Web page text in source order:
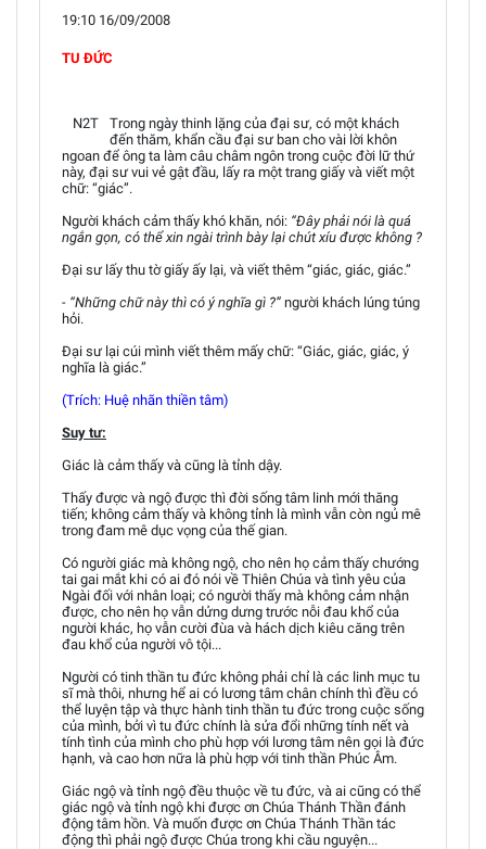
19:10 16/09/2008
TU ĐỨC
N2T
Trong ngày thinh lặng của đại sư, có một khách
đến thăm, khẩn cầu đại sư ban cho vài lời khôn
ngoan để ông ta làm câu châm ngôn trong cuộc đời lữ thứ
này, đại sư vui vẻ gật đầu, lấy ra một trang giấy và viết một
chữ: “giác”.
Người khách cảm thấy khó khăn, nói: “Đây phải nói là quá
ngắn gọn, có thể xin ngài trình bày lại chút xíu được không ?
Đại sư lấy thu tờ giấy ấy lại, và viết thêm “giác, giác, giác.”
- “Những chữ này thì có ý nghĩa gì ?” người khách lúng túng
hỏi.
Đại sư lại cúi mình viết thêm mấy chữ: “Giác, giác, giác, ý
nghĩa là giác.”
(Trích: Huệ nhãn thiền tâm)
Suy tư:
Giác là cảm thấy và cũng là tỉnh dậy.
Thấy được và ngộ được thì đời sống tâm linh mới thăng
tiến; không cảm thấy và không tỉnh là mình vẫn còn ngủ mê
trong đam mê dục vọng của thế gian.
Có người giác mà không ngộ, cho nên họ cảm thấy chướng
tai gai mắt khi có ai đó nói về Thiên Chúa và tình yêu của
Ngài đối với nhân loại; có người thấy mà không cảm nhận
được, cho nên họ vẫn dửng dưng trước nỗi đau khổ của
người khác, họ vẫn cười đùa và hách dịch kiêu căng trên
đau khổ của người vô tội...
Người có tinh thần tu đức không phải chỉ là các linh mục tu
sĩ mà thôi, nhưng hể ai có lương tâm chân chính thì đều có
thể luyện tập và thực hành tinh thần tu đức trong cuộc sống
của mình, bởi vì tu đức chính là sửa đổi những tính nết và
tính tình của mình cho phù hợp với lương tâm nên gọi là đức
hạnh, và cao hơn nữa là phù hợp với tinh thần Phúc Âm.
Giác ngộ và tỉnh ngộ đều thuộc về tu đức, và ai cũng có thể
giác ngộ và tỉnh ngộ khi được ơn Chúa Thánh Thần đánh
động tâm hồn. Và muốn được ơn Chúa Thánh Thần tác
động thì phải ngộ được Chúa trong khi cầu nguyện...